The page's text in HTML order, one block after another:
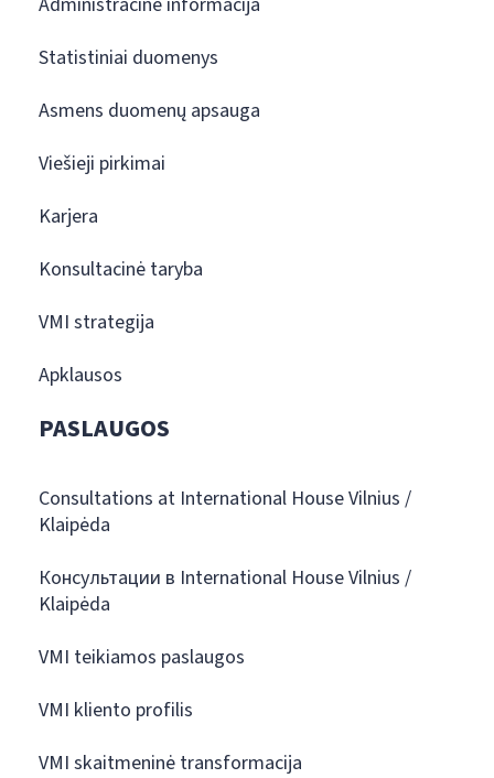
Statistiniai duomenys
Asmens duomenų apsauga
Viešieji pirkimai
Karjera
Konsultacinė taryba
VMI strategija
Apklausos
PASLAUGOS
Consultations at International House Vilnius /
Klaipėda
Консультации в International House Vilnius /
Klaipėda
VMI teikiamos paslaugos
VMI kliento profilis
VMI skaitmeninė transformacija